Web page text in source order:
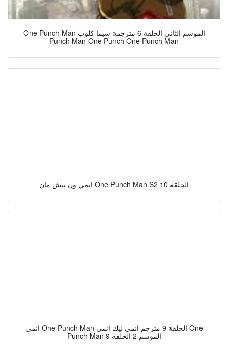
One Punch Man الموسم الثاني الحلقة 6 مترجمة سيما كلوب
Punch Man One Punch One Punch Man
انمي ون بنش مان One Punch Man S2 الحلقة 10
انمي One Punch Man الحلقة 9 مترجم انمي ليك انمي One
Punch Man الموسم 2 الحلقه 9